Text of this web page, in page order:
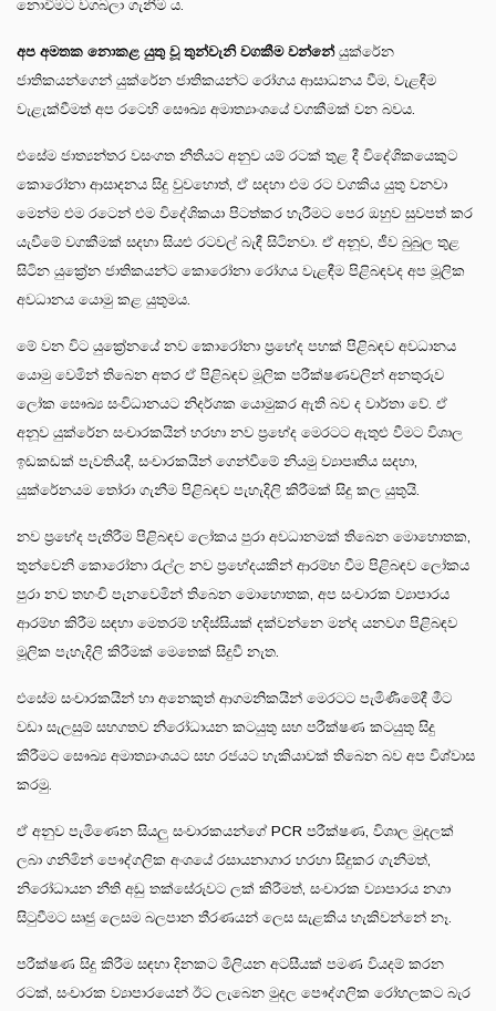
නොවීමට වගබලා ගැනීම ය.
අප අමතක නොකළ යුතු වූ තුන්වැනි වගකීම වන්නේ යුක්රේන
ජාතිකයන්ගෙන් යුක්රේන ජාතිකයන්ට රෝගය ආසාධනය වීම, වැළඳීම
වැළැක්වීමත් අප රටෙහි සෞඛ්‍ය අමාත්‍යාංශයේ වගකීමක් වන බවය.
එසේම ජාත්‍යන්තර වසංගත නීතියට අනුව යම් රටක් තුළ දී විදේශිකයෙකුට
කොරෝනා ආසාදනය සිදු වුවහොත්, ඒ සදහා එම රට වගකිය යුතු වනවා
මෙන්ම එම රටෙන් එම විදේශිකයා පිටත්කර හැරීමට පෙර ඔහුව සුවපත් කර
යැවීමේ වගකීමක් සදහා සියළු රටවල් බැඳී සිටිනවා. ඒ අනූව, ජීව බුබුල තුළ
සිටින යුක්‍රේන ජාතිකයන්ට කොරෝනා රෝගය වැළඳීම පිළිබඳවද අප මූලික
අවධානය යොමු කළ යුතුමය.
මේ වන විට යුක්‍රේනයේ නව කොරෝනා ප්‍රභේද පහක් පිළිබඳව අවධානය
යොමු වෙමින් තිබෙන අතර ඒ පිළිබඳව මූලික පරීක්ෂණවලින් අනතුරුව
ලෝක සෞඛ්‍ය සංවිධානයට නිදර්ශක යොමුකර ඇති බව ද වාර්තා වේ. ඒ
අනූව යුක්රේන සංචාරකයින් හරහා නව ප්‍රභේද මෙරටට ඇතුළු වීමට විශාල
ඉඩකඩක් පැවතියදී, සංචාරකයින් ගෙන්වීමේ නියමු ව්‍යාපෘතිය සදහා,
යුක්රේනයම තෝරා ගැනීම පිළිබඳව පැහැදිලි කිරීමක් සිදු කල යුතුයි.
නව ප්‍රභේද පැතිරීම පිළිබඳව ලෝකය පුරා අවධානමක් තිබෙන මොහොතක,
තුන්වෙනි කොරෝනා රැල්ල නව ප්‍රභේදයකින් ආරම්භ වීම පිළිබඳව ලෝකය
පුරා නව තහංචි පැනවෙමින් තිබෙන මොහොතක, අප සංචාරක ව්‍යාපාරය
ආරම්භ කිරීම සඳහා මෙතරම් හදිස්සියක් දක්වන්නෙ මන්ද යනවග පිළිබඳව
මූලික පැහැදිලි කිරීමක් මෙතෙක් සිදුවී නැත.
එසේම සංචාරකයින් හා අනෙකුත් ආගමනිකයින් මෙරටට පැමිණීමේදී මීට
වඩා සැලසුම් සහගතව නිරෝධායන කටයුතු සහ පරීක්ෂණ කටයුතු සිදු
කිරීමට සෞඛ්‍ය අමාත්‍යාංශයට සහ රජයට හැකියාවක් තිබෙන බව අප විශ්වාස
කරමු.
ඒ අනුව පැමිණෙන සියලු සංචාරකයන්ගේ PCR පරීක්ෂණ, විශාල මුදලක්
ලබා ගනිමින් පෞද්ගලික අංශයේ රසායනාගාර හරහා සිදුකර ගැනීමත්,
නිරෝධායන නීති අඩු තක්සේරුවට ලක් කිරීමත්, සංචාරක ව්‍යාපාරය නගා
සිටුවීමට සෘජු ලෙසම බලපාන තීරණයන් ලෙස සැළකිය හැකිවන්නේ නෑ.
පරීක්ෂණ සිදු කිරීම සඳහා දිනකට මිලියන අටසීයක් පමණ වියදම් කරන
රටක්, සංචාරක ව්‍යාපාරයෙන් ඊට ලැබෙන මුදල පෞද්ගලික රෝහලකට බැර